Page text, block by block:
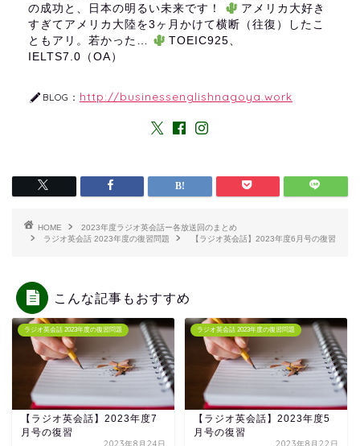
の成功と、日本の明るい未来です！
アメリカ大好き
すぎてアメリカ大陸を3ヶ月かけて横断（往復）したこ
ともアリ。若かった…
TOEIC925、
IELTS7.0（OA）
BLOG： http://businessenglishnagoya.work
HOME
2023年度ラジオ英会話ー各放送回のまとめ
ラジオ英会話 2023年度の復習問題
【ラジオ英会話】2023年度6月号の復習
こんな記事もおすすめ
ラジオ英会話 2023年度の復習問題
【ラジオ英会話】2023年度7
月号の復習
ラジオ英会話 2023年度の復習問題
【ラジオ英会話】2023年度5
月号の復習